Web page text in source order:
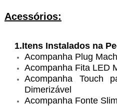
Acessórios:
1.Itens Instalados na
Acompanha Plug
Acompanha Fita LED
Acompanha Touch
Dimerizável
Acompanha Fonte